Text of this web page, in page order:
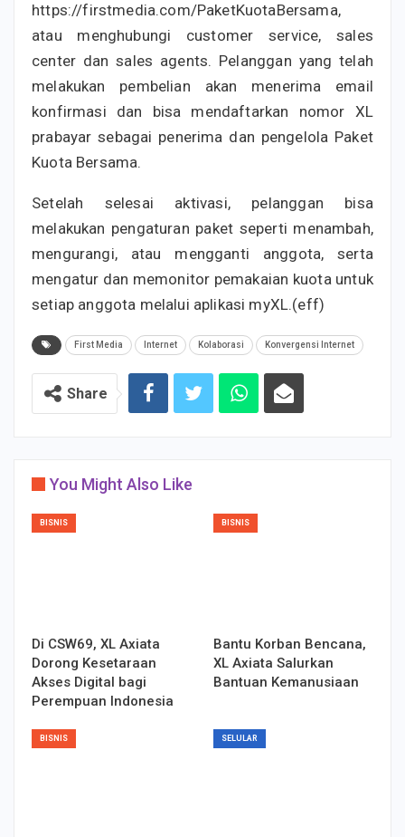
https://firstmedia.com/PaketKuotaBersama,
atau menghubungi customer service, sales
center dan sales agents. Pelanggan yang telah
melakukan pembelian akan menerima email
konfirmasi dan bisa mendaftarkan nomor XL
prabayar sebagai penerima dan pengelola Paket
Kuota Bersama.
Setelah selesai aktivasi, pelanggan bisa
melakukan pengaturan paket seperti menambah,
mengurangi, atau mengganti anggota, serta
mengatur dan memonitor pemakaian kuota untuk
setiap anggota melalui aplikasi myXL.(eff)
First Media Internet Kolaborasi Konvergensi Internet
Share
You Might Also Like
BISNIS
Di CSW69, XL Axiata
Dorong Kesetaraan
Akses Digital bagi
Perempuan Indonesia
BISNIS
Bantu Korban Bencana,
XL Axiata Salurkan
Bantuan Kemanusiaan
BISNIS SELULAR